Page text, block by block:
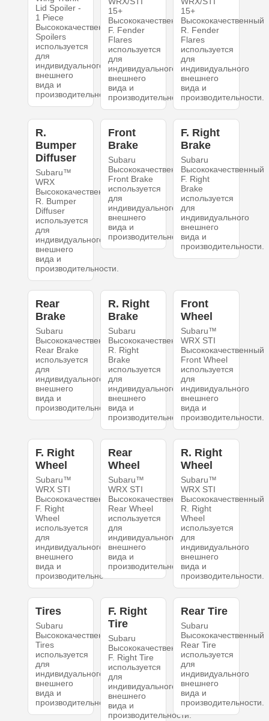
Lid Spoiler -
1 Piece
Высококачественный
Spoilers
используется
для
индивидуального
внешнего
вида и
производительности.
15+
Высококачественный
F. Fender
Flares
используется
для
индивидуального
внешнего
вида и
производительности.
15+
Высококачественный
R. Fender
Flares
используется
для
индивидуального
внешнего
вида и
производительности.
R.
Bumper
Diffuser
Subaru™
WRX
Высококачественный
R. Bumper
Diffuser
используется
для
индивидуального
внешнего
вида и
производительности.
Front
Brake
Subaru
Высококачественный
Front Brake
используется
для
индивидуального
внешнего
вида и
производительности.
F. Right
Brake
Subaru
Высококачественный
F. Right
Brake
используется
для
индивидуального
внешнего
вида и
производительности.
Rear
Brake
Subaru
Высококачественный
Rear Brake
используется
для
индивидуального
внешнего
вида и
производительности.
R. Right
Brake
Subaru
Высококачественный
R. Right
Brake
используется
для
индивидуального
внешнего
вида и
производительности.
Front
Wheel
Subaru™
WRX STI
Высококачественный
Front Wheel
используется
для
индивидуального
внешнего
вида и
производительности.
F. Right
Wheel
Subaru™
WRX STI
Высококачественный
F. Right
Wheel
используется
для
индивидуального
внешнего
вида и
производительности.
Rear
Wheel
Subaru™
WRX STI
Высококачественный
Rear Wheel
используется
для
индивидуального
внешнего
вида и
производительности.
R. Right
Wheel
Subaru™
WRX STI
Высококачественный
R. Right
Wheel
используется
для
индивидуального
внешнего
вида и
производительности.
Tires
Subaru
Высококачественный
Tires
используется
для
индивидуального
внешнего
вида и
производительности.
F. Right
Tire
Subaru
Высококачественный
F. Right Tire
используется
для
индивидуального
внешнего
вида и
производительности.
Rear Tire
Subaru
Высококачественный
Rear Tire
используется
для
индивидуального
внешнего
вида и
производительности.